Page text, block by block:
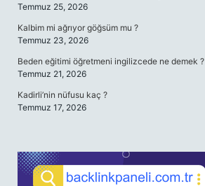
Temmuz 25, 2026
Kalbim mi ağrıyor göğsüm mu ?
Temmuz 23, 2026
Beden eğitimi öğretmeni ingilizcede ne demek ?
Temmuz 21, 2026
Kadirli’nin nüfusu kaç ?
Temmuz 17, 2026